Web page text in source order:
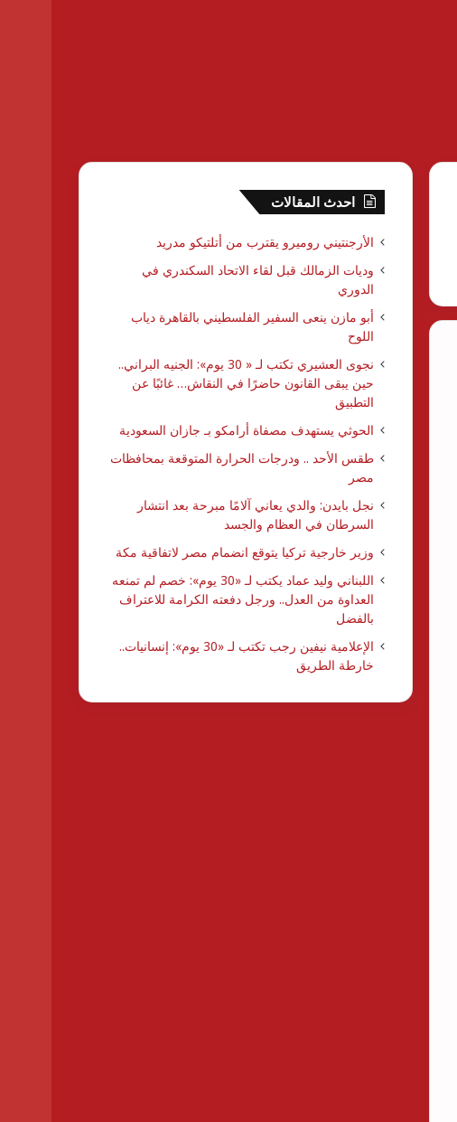
احدث المقالات
الأرجنتيني روميرو يقترب من أتلتيكو مدريد
وديات الزمالك قبل لقاء الاتحاد السكندري في
الدوري
أبو مازن ينعى السفير الفلسطيني بالقاهرة دياب
اللوح
نجوى العشيري تكتب لـ « 30 يوم»: الجنيه البراني..
حين يبقى القانون حاضرًا في النقاش… غائبًا عن
التطبيق
الحوثي يستهدف مصفاة أرامكو بـ جازان السعودية
طقس الأحد .. ودرجات الحرارة المتوقعة بمحافظات
مصر
نجل بايدن: والدي يعاني آلامًا مبرحة بعد انتشار
السرطان في العظام والجسد
وزير خارجية تركيا يتوقع انضمام مصر لاتفاقية مكة
اللبناني وليد عماد يكتب لـ «30 يوم»: خصم لم تمنعه
العداوة من العدل.. ورجل دفعته الكرامة للاعتراف
بالفضل
الإعلامية نيفين رجب تكتب لـ «30 يوم»: إنسانيات..
خارطة الطريق